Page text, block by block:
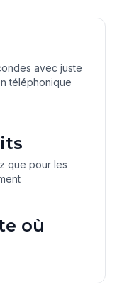
avec juste
téléphonique
que pour les
où